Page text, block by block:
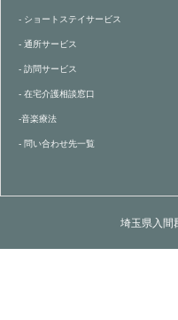
- ショートステイサービス
- 通所サービス
- 訪問サービス
- 在宅介護相談窓口
-音楽療法
- 問い合わせ先一覧
埼玉県入間